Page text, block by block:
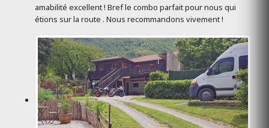
amabilité excellent ! Bref le combo parfait pour nous qui
étions sur la route . Nous recommandons vivement !